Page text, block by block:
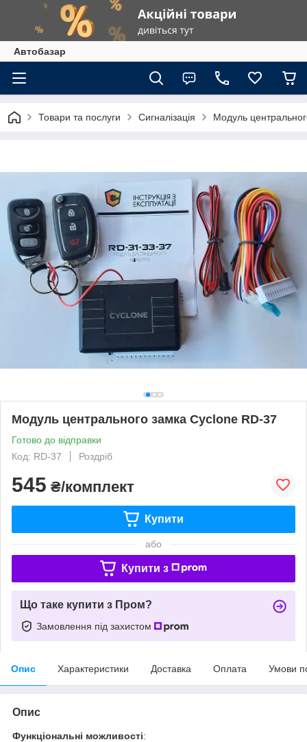
Автобазар
Товари та послуги Сигналізація Модуль
Модуль центрального замка Cyclone RD-37
Готово до відправки
Код: RD-37
Роздріб
545 ₴/комплект
Купити
або
Купити з
Що таке купити з Пром?
Замовлення під захистом
Опис Характеристики Доставка Оплата Умови
Опис
Функціональні можливості: